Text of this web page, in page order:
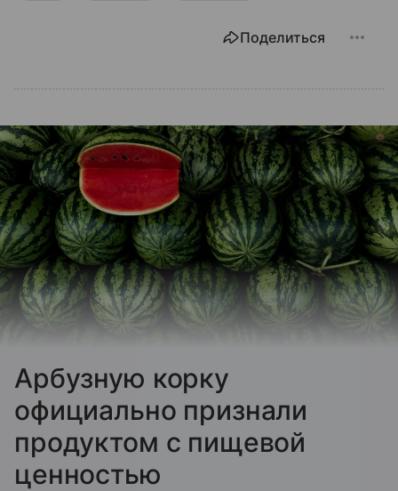
Поделиться
Арбузную корку
официально признали
продуктом с пищевой
ценностью